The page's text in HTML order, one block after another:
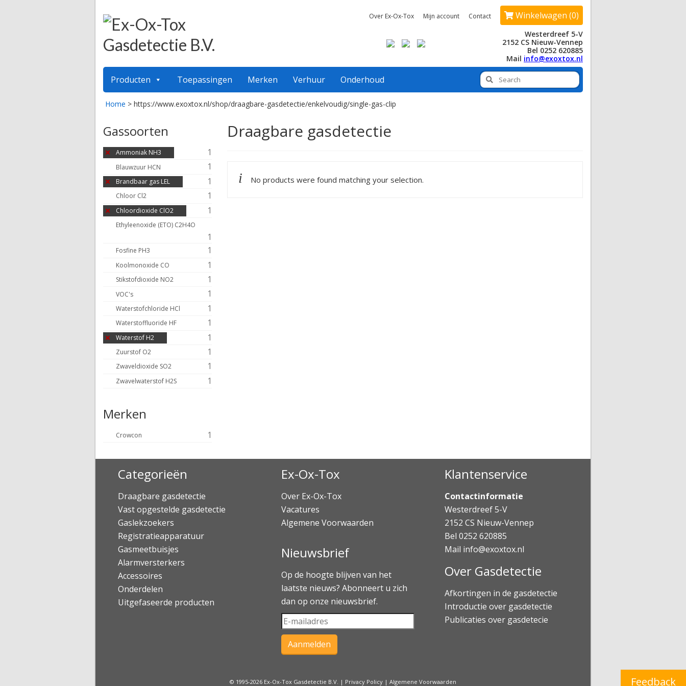
Winkelwagen (0)
Over Ex-Ox-Tox Mijn account Contact
Westerdreef 5-V
2152 CS Nieuw-Vennep
Bel 0252 620885
Mail info@exoxtox.nl
Producten Toepassingen Merken Verhuur Onderhoud
Home >https://www.exoxtox.nl/shop/draagbare-gasdetectie/enkelvoudig/single-gas-clip
Feedback
Draagbare gasdetectie
No products were found matching your selection.
Gassoorten
Ammoniak NH3 1
Blauwzuur HCN 1
Brandbaar gas LEL 1
Chloor Cl2 1
Chloordioxide ClO2 1
Ethyleenoxide (ETO) C2H4O
1
Fosfine PH3 1
Koolmonoxide CO 1
Stikstofdioxide NO2 1
VOC's 1
Waterstofchloride HCl 1
Waterstoffluoride HF 1
Waterstof H2 1
Zuurstof O2 1
Zwaveldioxide SO2 1
Zwavelwaterstof H2S 1
Merken
Crowcon 1
Categorieën
Draagbare gasdetectie
Vast opgestelde gasdetectie
Gaslekzoekers
Registratieapparatuur
Gasmeetbuisjes
Alarmversterkers
Accessoires
Onderdelen
Uitgefaseerde producten
Ex-Ox-Tox
Over Ex-Ox-Tox
Vacatures
Algemene Voorwaarden
Nieuwsbrief
Op de hoogte blijven van het
laatste nieuws? Abonneert u zich
dan op onze nieuwsbrief.
Klantenservice
Contactinformatie
Westerdreef 5-V
2152 CS Nieuw-Vennep
Bel 0252 620885
Mail info@exoxtox.nl
Over Gasdetectie
Afkortingen in de gasdetectie
Introductie over gasdetectie
Publicaties over gasdetecie
© 1995-2026 Ex-Ox-Tox Gasdetectie B.V. | Privacy Policy | Algemene Voorwaarden